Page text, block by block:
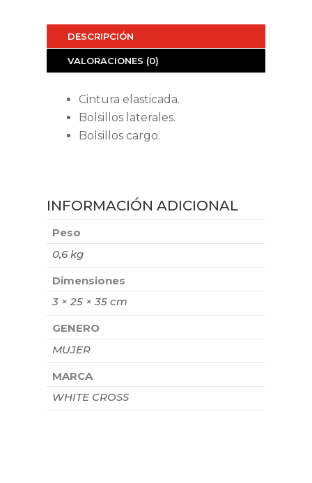
DESCRIPCIÓN
VALORACIONES (0)
Cintura elasticada.
Bolsillos laterales.
Bolsillos cargo.
INFORMACIÓN ADICIONAL
Peso
0,6 kg
Dimensiones
3 × 25 × 35 cm
GENERO
MUJER
MARCA
WHITE CROSS